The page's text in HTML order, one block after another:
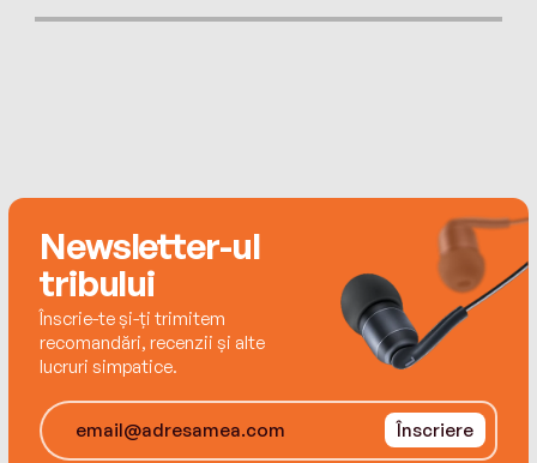
currently live in London. Sam Wu is NOT Afraid of
Newsletter-ul
tribului
Înscrie-te și-ți trimitem
recomandări, recenzii și alte
lucruri simpatice.
Înscriere